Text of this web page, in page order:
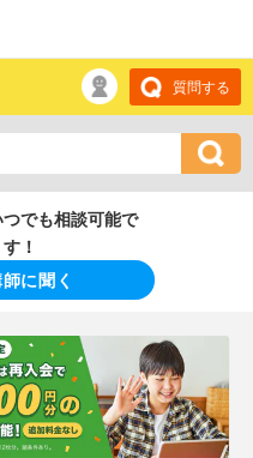
質問する
でも相談可能で
す！
に聞く